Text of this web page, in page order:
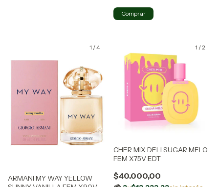
1 /4
ARMANI MY WAY YELLOW
1 /2
CHER MIX DELI SUGAR MELO
FEM X75V EDT
$40.000,00